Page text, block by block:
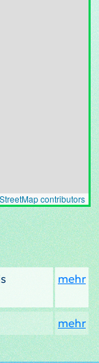
contributors
mehr
mehr